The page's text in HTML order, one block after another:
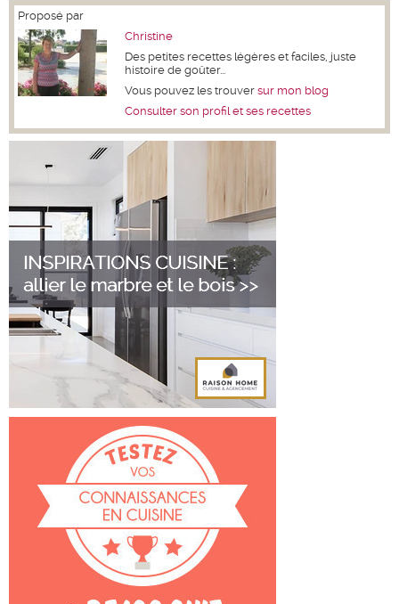
Proposé par
Christine
Des petites recettes légères et faciles, juste
histoire de goûter...
Vous pouvez les trouver sur mon blog
Consulter son profil et ses recettes